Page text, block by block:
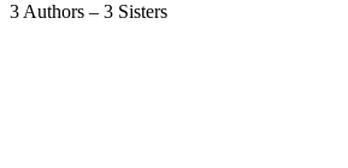
3 Authors – 3 Sisters